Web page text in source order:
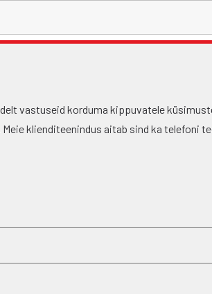
vastuseid korduma kippuvatele
klienditeenindus aitab sind ka telefoni